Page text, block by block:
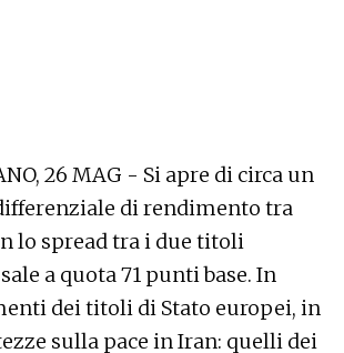
26 MAG - Si apre di circa un
di rendimento tra
lo spread tra i due titoli
a quota 71 punti base. In
dei titoli di Stato europei, in
sulla pace in Iran: quelli dei